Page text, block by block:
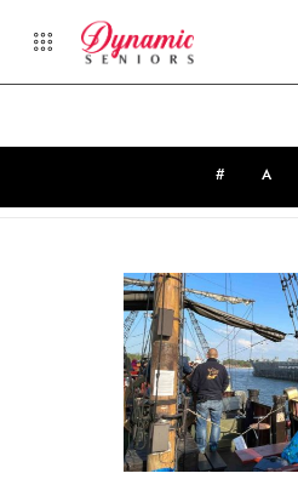
# A
Latest News from